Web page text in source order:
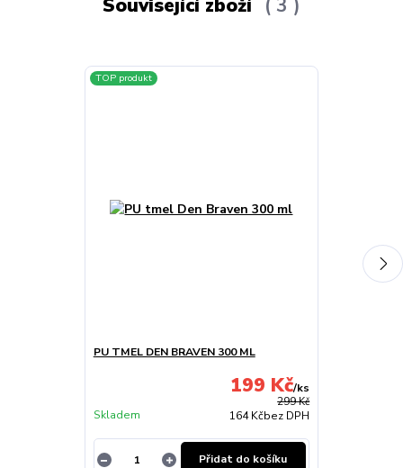
Související zboží 3
TOP produkt
PU TMEL DEN BRAVEN 300 ML
299 Kč
199 Kč/ks
164 Kčbez DPH
Skladem
Přidat do košíku